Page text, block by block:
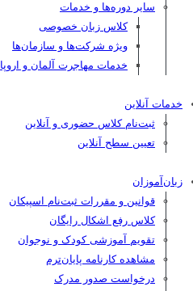
سایر دوره‌ها و خدمات
کلاس زبان خصوصی
ویژه شرکت‌ها و سازمان‌ها
خدمات مهاجرت آلمان و اروپا
خدمات آنلاین
ثبت‌نام کلاس حضوری و آنلاین
تعیین سطح آنلاین
زبان‌آموزان
قوانین و مقررات ثبت‌نام اسپیکان
کلاس رفع اشکال رایگان
تقویم آموزشی کودک و نوجوان
مشاهده کارنامه پایان‌ترم
درخواست صدور مدرک